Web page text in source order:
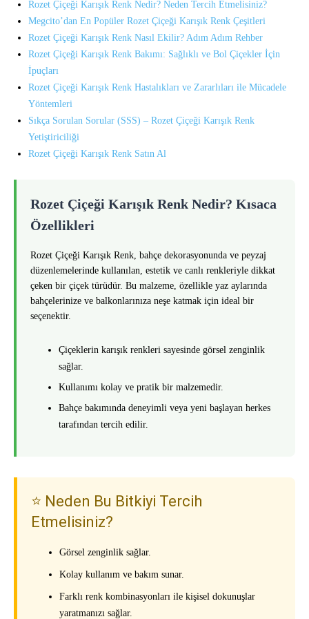
Rozet Çiçeği Karışık Renk Nedir? Neden Tercih Etmelisiniz?
Megcito’dan En Popüler Rozet Çiçeği Karışık Renk Çeşitleri
Rozet Çiçeği Karışık Renk Nasıl Ekilir? Adım Adım Rehber
Rozet Çiçeği Karışık Renk Bakımı: Sağlıklı ve Bol Çiçekler İçin
İpuçları
Rozet Çiçeği Karışık Renk Hastalıkları ve Zararlıları ile Mücadele
Yöntemleri
Sıkça Sorulan Sorular (SSS) – Rozet Çiçeği Karışık Renk
Yetiştiriciliği
Rozet Çiçeği Karışık Renk Satın Al
Rozet Çiçeği Karışık Renk Nedir? Kısaca
Özellikleri
Rozet Çiçeği Karışık Renk, bahçe dekorasyonunda ve peyzaj
düzenlemelerinde kullanılan, estetik ve canlı renkleriyle dikkat
çeken bir çiçek türüdür. Bu malzeme, özellikle yaz aylarında
bahçelerinize ve balkonlarınıza neşe katmak için ideal bir
seçenektir.
Çiçeklerin karışık renkleri sayesinde görsel zenginlik
sağlar.
Kullanımı kolay ve pratik bir malzemedir.
Bahçe bakımında deneyimli veya yeni başlayan herkes
tarafından tercih edilir.
⭐ Neden Bu Bitkiyi Tercih
Etmelisiniz?
Görsel zenginlik sağlar.
Kolay kullanım ve bakım sunar.
Farklı renk kombinasyonları ile kişisel dokunuşlar
yaratmanızı sağlar.